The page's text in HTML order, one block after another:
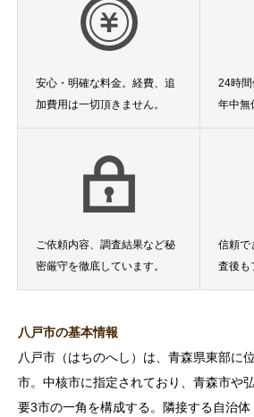
安心・明確な料金。経費、追
加費用は一切頂きません。
24時間
年中無
ご依頼内容、調査結果など秘
密厳守を徹底しています。
信頼で
査後も
八戸市の基本情報
八戸市（はちのへし）は、青森県東部に
市。中核市に指定されており、青森市や
要3市の一角を構成する。隣接する自治